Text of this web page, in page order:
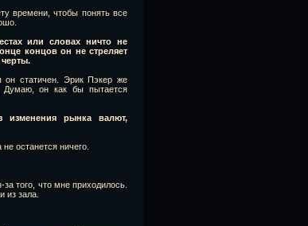
времени, чтобы понять все
или словахничто не
концов он не стреляет
черты.
статичен. Эрик Пэкер же
Думаю, он как бы пытается
изменения рынка валют,
останется ничего.
того, что мне приходилось.
из зала.